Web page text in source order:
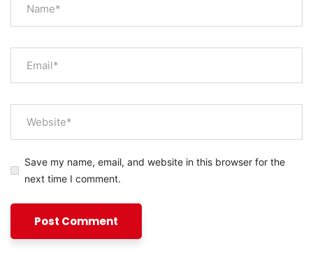
Save my name, email, and website in this browser for the
next time I comment.